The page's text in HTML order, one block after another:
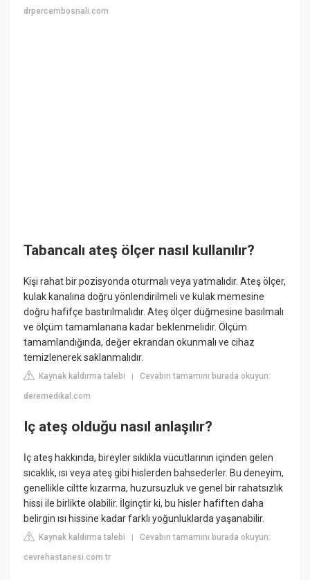
drpercembosnali.com
Tabancalı ateş ölçer nasıl kullanılır?
Kişi rahat bir pozisyonda oturmalı veya yatmalıdır. Ateş ölçer,
kulak kanalına doğru yönlendirilmeli ve kulak memesine
doğru hafifçe bastırılmalıdır. Ateş ölçer düğmesine basılmalı
ve ölçüm tamamlanana kadar beklenmelidir. Ölçüm
tamamlandığında, değer ekrandan okunmalı ve cihaz
temizlenerek saklanmalıdır.
Kaynak kaldırma talebi |Cevabın tamamını burada okuyun:
deremedikal.com
Iç ateş olduğu nasıl anlaşılır?
İç ateş hakkında, bireyler sıklıkla vücutlarının içinden gelen
sıcaklık, ısı veya ateş gibi hislerden bahsederler. Bu deneyim,
genellikle ciltte kızarma, huzursuzluk ve genel bir rahatsızlık
hissi ile birlikte olabilir. İlginçtir ki, bu hisler hafiften daha
belirgin ısı hissine kadar farklı yoğunluklarda yaşanabilir.
Kaynak kaldırma talebi |Cevabın tamamını burada okuyun:
cevrehastanesi.com.tr